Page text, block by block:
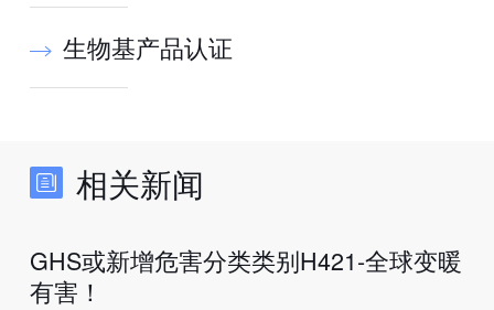
生物基产品认证
相关新闻
GHS或新增危害分类类别H421-全球变暖
有害！